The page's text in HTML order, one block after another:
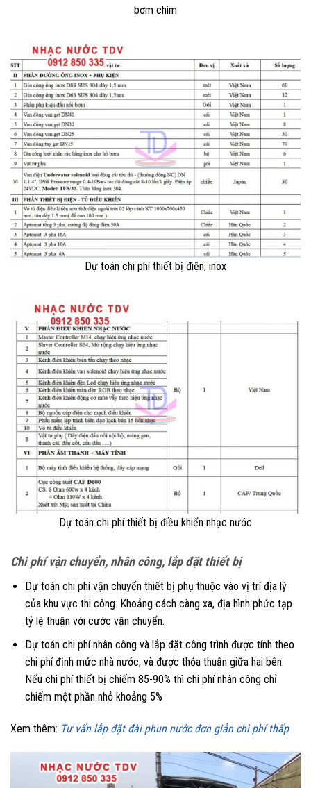
bơm chìm
Dự toán chi phí thiết bị điện, inox
Dự toán chi phí thiết bị điều khiển nhạc nước
Chi phí vận chuyển, nhân công, lắp đặt thiết bị
Dự toán chi phí vận chuyển thiết bị phụ thuộc vào vị trí địa lý
của khu vực thi công. Khoảng cách càng xa, địa hình phức tạp
tỷ lệ thuận với cước vận chuyển.
Dự toán chi phí nhân công và lắp đặt công trình được tính theo
chi phí định mức nhà nước, và được thỏa thuận giữa hai bên.
Nếu chi phí thiết bị chiếm 85-90% thì chi phí nhân công chỉ
chiếm một phần nhỏ khoảng 5%
Xem thêm: Tư vấn lắp đặt đài phun nước đơn giản chi phí thấp